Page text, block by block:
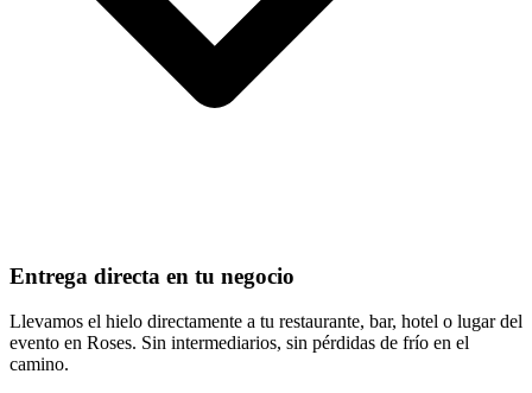
Entrega directa en tu negocio
Llevamos el hielo directamente a tu restaurante, bar, hotel o lugar del
evento en Roses. Sin intermediarios, sin pérdidas de frío en el
camino.